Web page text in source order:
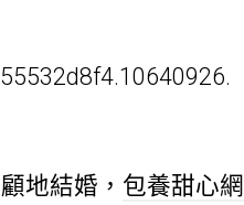
地結婚， 包養甜心網